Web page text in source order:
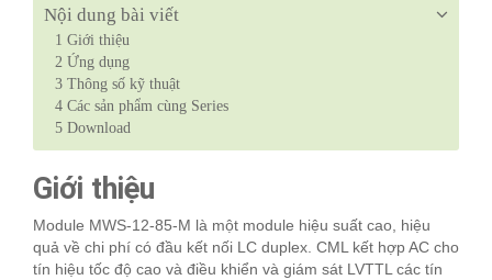
Nội dung bài viết
1 Giới thiệu
2 Ứng dụng
3 Thông số kỹ thuật
4 ​​​​​​Các sản phẩm cùng Series
5 Download
Giới thiệu
Module MWS-12-85-M là một module hiệu suất cao, hiệu
quả về chi phí có đầu kết nối LC duplex. CML kết hợp AC cho
tín hiệu tốc độ cao và điều khiển và giám sát LVTTL các tín